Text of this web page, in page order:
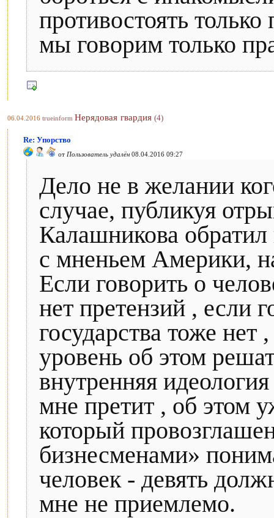
противостоять
мы говорим только
06.04.2016 trueinform Нерядовая гвардия (4)
Re: Упорство
от Пользователь удалён 08.04.2016 09:27
Дело не в желании
случае, публикуя
Калашникова
с мненьем Америки,
Если говорить о
нет претензий , если
государства тоже
уровень об этом
внутренняя
мне претит , об этом
который
бизнесменами»
человек - девять
мне не приемлемо.